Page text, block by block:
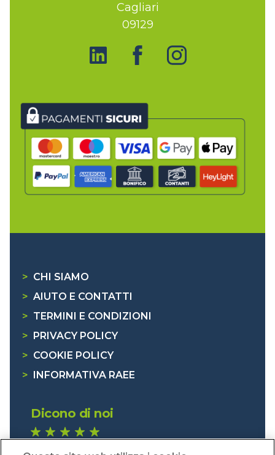
Cagliari
09129
> CHI SIAMO
> AIUTO E CONTATTI
> TERMINI E CONDIZIONI
>
PRIVACY POLICY
> COOKIE POLICY
>
INFORMATIVA RAEE
Dicono di noi